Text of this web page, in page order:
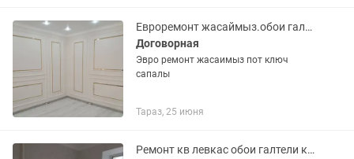
Евроремонт жасаймыз.обои галтели левкас натяжной подолок пот ключ сапалы
Договорная
Эвро ремонт жасаимыз пот ключ
сапалы
Тараз, 25 июня
Ремонт кв левкас обои галтели кафель сайдинг паркет линолеум итог